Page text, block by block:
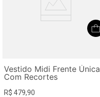
Vestido Midi Frente Única
Com Recortes
R$ 479,90